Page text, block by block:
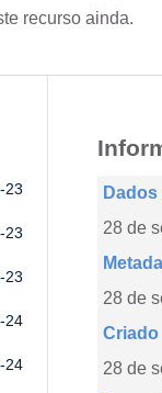
recurso ainda.
23
23
23
24
24
28 de
28 de
Criado
28 de